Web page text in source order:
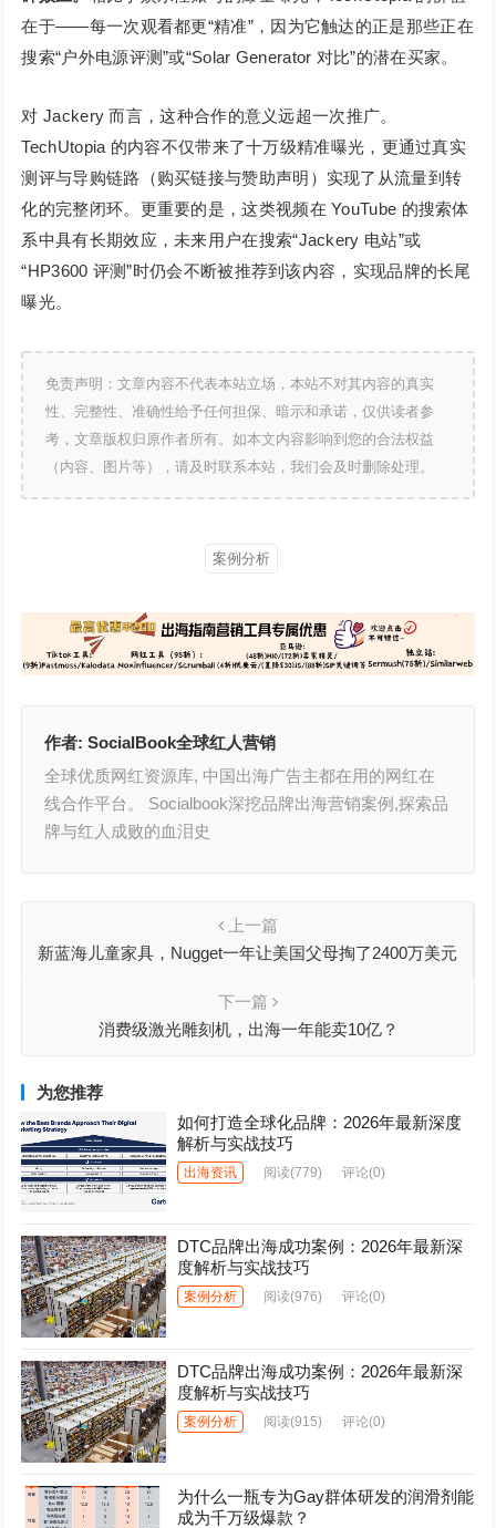
在于——每一次观看都更“精准”，因为它触达的正是那些正在
搜索“户外电源评测”或“Solar Generator 对比”的潜在买家。
对 Jackery 而言，这种合作的意义远超一次推广。
TechUtopia 的内容不仅带来了十万级精准曝光，更通过真实
测评与导购链路（购买链接与赞助声明）实现了从流量到转
化的完整闭环。更重要的是，这类视频在 YouTube 的搜索体
系中具有长期效应，未来用户在搜索“Jackery 电站”或
“HP3600 评测”时仍会不断被推荐到该内容，实现品牌的长尾
曝光。
免责声明：文章内容不代表本站立场，本站不对其内容的真实
性、完整性、准确性给予任何担保、暗示和承诺，仅供读者参
考，文章版权归原作者所有。如本文内容影响到您的合法权益
（内容、图片等），请及时联系本站，我们会及时删除处理。
案例分析
作者:SocialBook全球红人营销
全球优质网红资源库, 中国出海广告主都在用的网红在
线合作平台。 Socialbook深挖品牌出海营销案例,探索品
牌与红人成败的血泪史
上一篇
新蓝海儿童家具，Nugget一年让美国父母掏了2400万美元
下一篇
消费级激光雕刻机，出海一年能卖10亿？
为您推荐
如何打造全球化品牌：2026年最新深度
解析与实战技巧
出海资讯 阅读(779) 评论(0)
DTC品牌出海成功案例：2026年最新深
度解析与实战技巧
案例分析 阅读(976) 评论(0)
DTC品牌出海成功案例：2026年最新深
度解析与实战技巧
案例分析 阅读(915) 评论(0)
为什么一瓶专为Gay群体研发的润滑剂能
成为千万级爆款？